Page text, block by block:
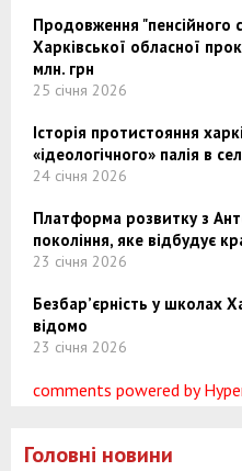
Продовження "пенсійного
Харківської обласної
млн. грн
25 січня 2026
Історія протистояння
«ідеологічного» палія в
24 січня 2026
Платформа розвитку з
покоління, яке відбудує
23 січня 2026
Безбар’єрність у школах
відомо
23 січня 2026
comments powered by
Головні новини